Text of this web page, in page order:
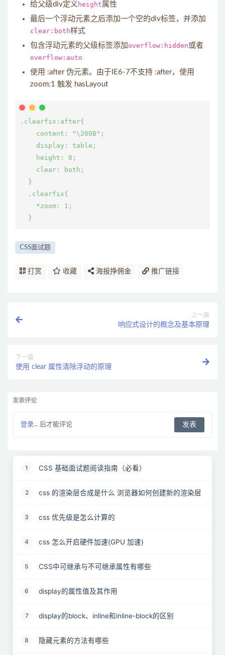
给父级div定义 height属性
最后一个浮动元素之后添加一个空的div标签，并添加
clear:both样式
包含浮动元素的父级标签添加 overflow:hidden或者
overflow:auto
使用 :after 伪元素。由于IE6-7不支持 :after，使用
zoom:1 触发 hasLayout
.clearfix:after{
    content: "\200B";
    display: table;
    height: 0;
    clear: both;
  }
  .clearfix{
    *zoom: 1;
CSS面试题
打赏 收藏 海报挣佣金 推广链接
上一篇
响应式设计的概念及基本原理
下一篇
使用 clear 属性清除浮动的原理
发表评论
登录... 后才能评论
1 CSS 基础面试题阅读指南（必看）
2 css 的渲染层合成是什么 浏览器如何创建新的渲染层
3 css 优先级是怎么计算的
4 css 怎么开启硬件加速(GPU 加速)
5 CSS中可继承与不可继承属性有哪些
6 display的属性值及其作用
7 display的block、inline和inline-block的区别
8 隐藏元素的方法有哪些